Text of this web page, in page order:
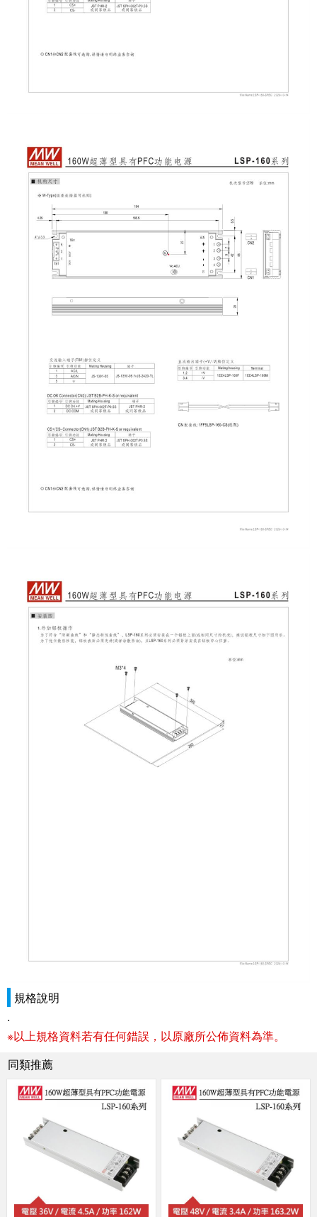
規格說明
.
※以上規格資料若有任何錯誤，以原廠所公佈資料為準。
同類推薦